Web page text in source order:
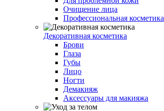
Очищение лица
Профессиональная косметика
Декоративная косметика
Брови
Глаза
Губы
Лицо
Ногти
Демакияж
Аксессуары для макияжа